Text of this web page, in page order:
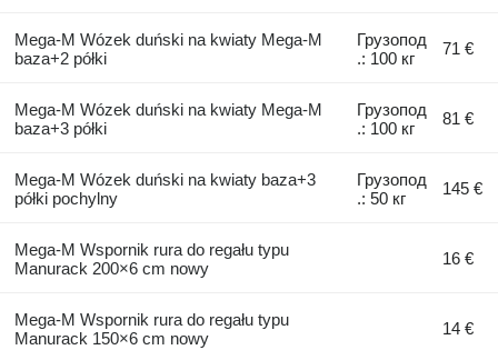
Mega-M Wózek duński na kwiaty Mega-M
baza+2 półki
Грузопод
.: 100 кг
71 €
Mega-M Wózek duński na kwiaty Mega-M
baza+3 półki
Грузопод
.: 100 кг
81 €
Mega-M Wózek duński na kwiaty baza+3
półki pochylny
Грузопод
.: 50 кг
145 €
Mega-M Wspornik rura do regału typu
Manurack 200×6 cm nowy
16 €
Mega-M Wspornik rura do regału typu
Manurack 150×6 cm nowy
14 €